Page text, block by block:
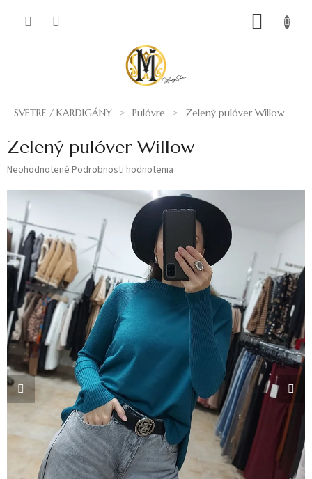
SVETRE / KARDIGÁNY Pulóvre Zelený pulóver Willow
Zelený pulóver Willow
Priemerné
0,0
z
5
hviezdičiek.
Neohodnotené Podrobnosti hodnotenia